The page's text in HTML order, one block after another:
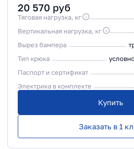
20 570 руб
Тяговая нагрузка, кг
Вертикальная нагрузка, кг
Вырез бампера
Тип крюка
Паспорт и сертификат
Электрика в комплекте
Купить
Заказать в 1